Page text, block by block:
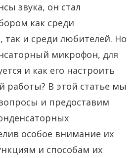
звука, он стал
как среди
так и среди любителей. Но
микрофон, для
и как его настроить
работы? В этой статье мы
и предоставим
особое внимание их
и способам их